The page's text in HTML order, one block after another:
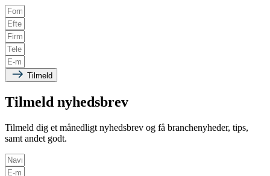
Tilmeld
Tilmeld nyhedsbrev
Tilmeld dig et månedligt nyhedsbrev og få branchenyheder, tips,
samt andet godt.